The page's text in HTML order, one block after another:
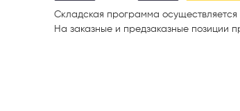
Складская программа осуществляется
На заказные и предзаказные позиции